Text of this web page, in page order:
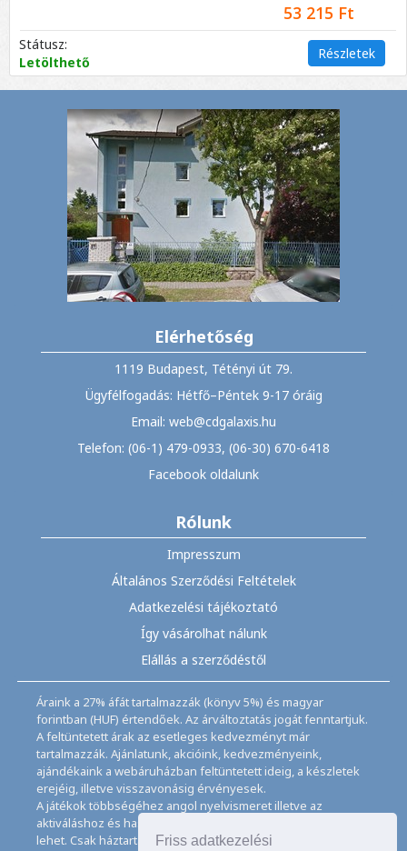
Friss adatkezelési
53 215 Ft
Státusz:
Letölthető
Részletek
Elérhetőség
1119 Budapest, Tétényi út 79.
Ügyfélfogadás: Hétfő–Péntek 9-17 óráig
Email: web@cdgalaxis.hu
Telefon: (06-1) 479-0933, (06-30) 670-6418
Facebook oldalunk
Rólunk
Impresszum
Általános Szerződési Feltételek
Adatkezelési tájékoztató
Így vásárolhat nálunk
Elállás a szerződéstől
Áraink a 27% áfát tartalmazzák (könyv 5%) és magyar
forintban (HUF) értendőek. Az árváltoztatás jogát fenntartjuk.
A feltüntetett árak az esetleges kedvezményt már
tartalmazzák. Ajánlatunk, akcióink, kedvezményeink,
ajándékaink a webáruházban feltüntetett ideig, a készletek
erejéig, illetve visszavonásig érvényesek.
A játékok többségéhez angol nyelvismeret illetve az
aktiváláshoz és használathoz internet kapcsolat szükséges
lehet. Csak háztartásban használatos mennyiségeket